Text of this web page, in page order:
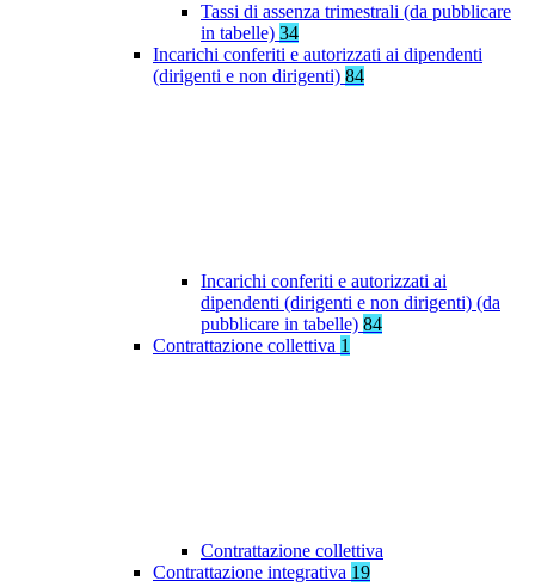
Tassi di assenza trimestrali (da pubblicare
in tabelle) 34
Incarichi conferiti e autorizzati ai dipendenti
(dirigenti e non dirigenti) 84
Incarichi conferiti e autorizzati ai
dipendenti (dirigenti e non dirigenti) (da
pubblicare in tabelle) 84
Contrattazione collettiva 1
Contrattazione collettiva
Contrattazione integrativa 19